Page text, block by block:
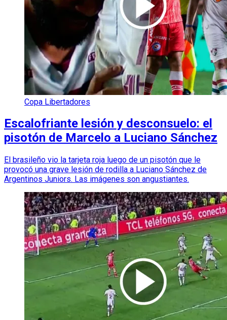
Copa Libertadores
Escalofriante lesión y desconsuelo: el
pisotón de Marcelo a Luciano Sánchez
El brasileño vio la tarjeta roja luego de un pisotón que le
provocó una grave lesión de rodilla a Luciano Sánchez de
Argentinos Juniors. Las imágenes son angustiantes.